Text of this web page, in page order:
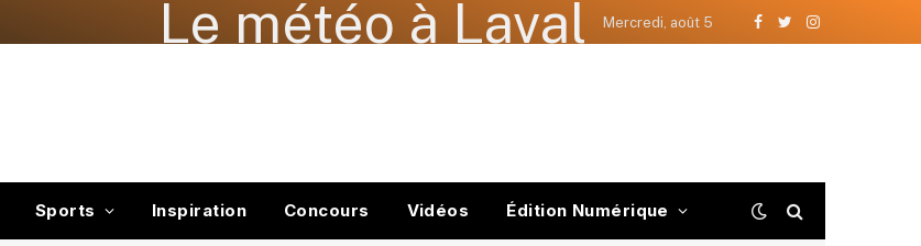
Le météo à Laval Mercredi, août 5
Facebook
TwitterInstagram
Sports Inspiration Concours Vidéos Édition Numérique